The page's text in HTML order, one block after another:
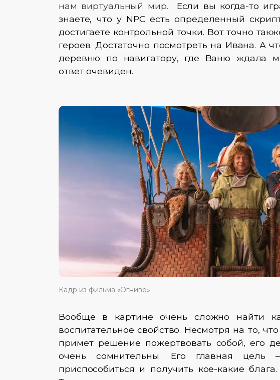
нам виртуальный мир. Если вы когда-то
знаете, что у NPC есть определенный
достигаете контрольной точки. Вот точно
героев. Достаточно посмотреть на Ивана. А
деревню по навигатору, где Ваню ждала
ответ очевиден.
Кадр из фильма «Огниво»
Вообще в картине очень сложно найти
воспитательное свойство. Несмотря на то,
примет решение пожертвовать собой, его
очень сомнительны. Его главная
приспособиться и получить кое-какие